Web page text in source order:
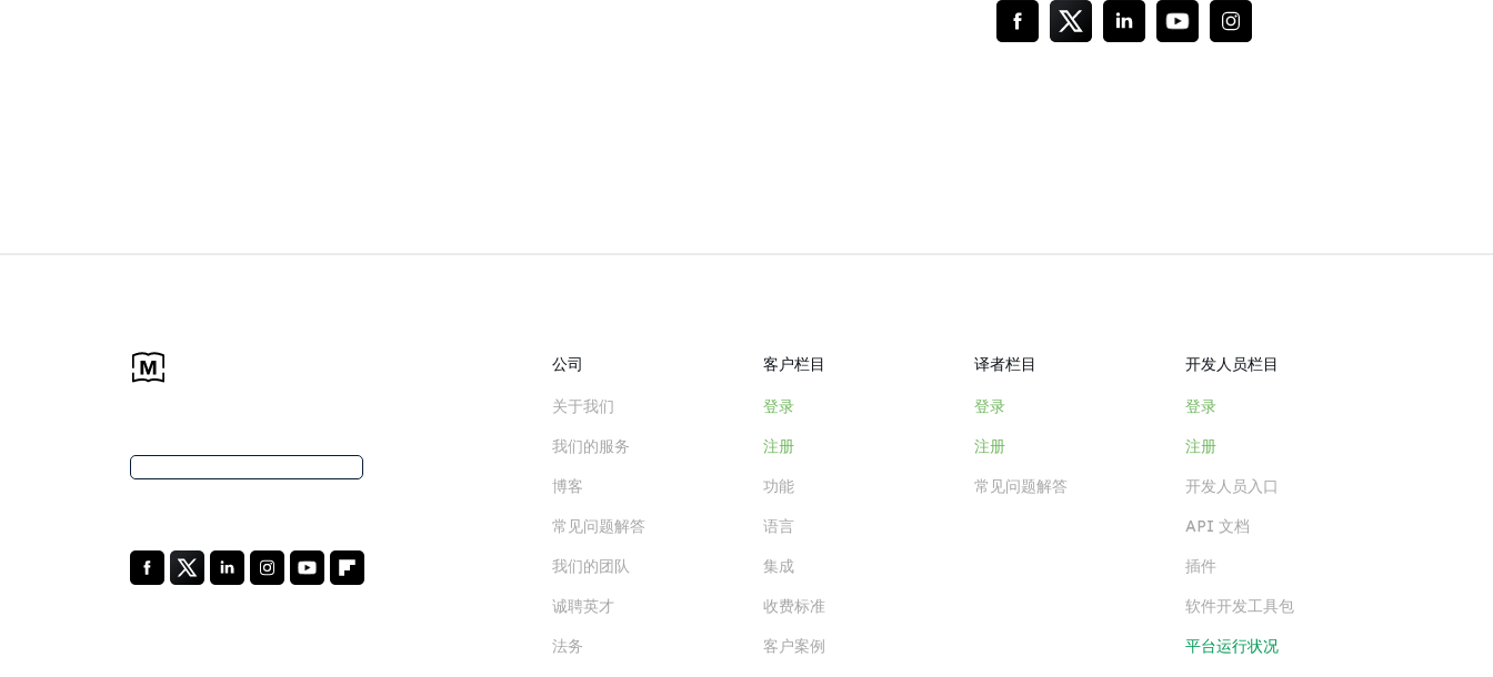
公司
关于我们
我们的服务
博客
常见问题解答
我们的团队
诚聘英才
法务
客户栏目
登录
注册
功能
语言
集成
收费标准
客户案例
译者栏目
登录
注册
常见问题解答
开发人员栏目
登录
注册
开发人员入口
API 文档
插件
软件开发工具包
平台运行状况